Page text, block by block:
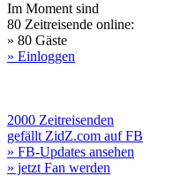
Im Moment sind
80 Zeitreisende online:
» 80 Gäste
» Einloggen
2000 Zeitreisenden
gefällt ZidZ.com auf FB
» FB-Updates ansehen
» jetzt Fan werden